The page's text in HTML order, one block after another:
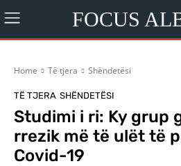
FOCUS
Home Të tjera Shëndetësi
TË TJERA SHËNDETËSI
Studimi i ri: Ky grup
rrezik më të ulët të
Covid-19